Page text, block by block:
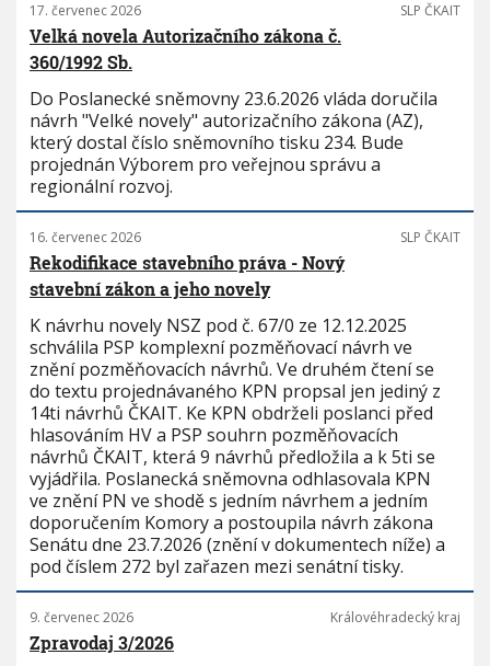
17. červenec 2026 SLP ČKAIT
Velká novela Autorizačního zákona č.
360/1992 Sb.
Do Poslanecké sněmovny 23.6.2026 vláda doručila
návrh "Velké novely" autorizačního zákona (AZ),
který dostal číslo sněmovního tisku 234. Bude
projednán Výborem pro veřejnou správu a
regionální rozvoj.
16. červenec 2026 SLP ČKAIT
Rekodifikace stavebního práva - Nový
stavební zákon a jeho novely
K návrhu novely NSZ pod č. 67/0 ze 12.12.2025
schválila PSP komplexní pozměňovací návrh ve
znění pozměňovacích návrhů. Ve druhém čtení se
do textu projednávaného KPN propsal jen jediný z
14ti návrhů ČKAIT. Ke KPN obdrželi poslanci před
hlasováním HV a PSP souhrn pozměňovacích
návrhů ČKAIT, která 9 návrhů předložila a k 5ti se
vyjádřila. Poslanecká sněmovna odhlasovala KPN
ve znění PN ve shodě s jedním návrhem a jedním
doporučením Komory a postoupila návrh zákona
Senátu dne 23.7.2026 (znění v dokumentech níže) a
pod číslem 272 byl zařazen mezi senátní tisky.
9. červenec 2026 Královéhradecký kraj
Zpravodaj 3/2026